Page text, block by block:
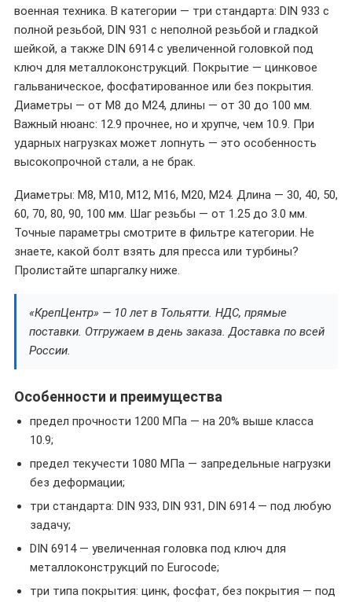
военная техника. В категории — три стандарта: DIN 933 с
полной резьбой, DIN 931 с неполной резьбой и гладкой
шейкой, а также DIN 6914 с увеличенной головкой под
ключ для металлоконструкций. Покрытие — цинковое
гальваническое, фосфатированное или без покрытия.
Диаметры — от M8 до M24, длины — от 30 до 100 мм.
Важный нюанс: 12.9 прочнее, но и хрупче, чем 10.9. При
ударных нагрузках может лопнуть — это особенность
высокопрочной стали, а не брак.
Диаметры: M8, M10, M12, M16, M20, M24. Длина — 30, 40, 50,
60, 70, 80, 90, 100 мм. Шаг резьбы — от 1.25 до 3.0 мм.
Точные параметры смотрите в фильтре категории. Не
знаете, какой болт взять для пресса или турбины?
Пролистайте шпаргалку ниже.
«КрепЦентр» — 10 лет в Тольятти. НДС, прямые
поставки. Отгружаем в день заказа. Доставка по всей
России.
Особенности и преимущества
предел прочности 1200 МПа — на 20% выше класса
10.9;
предел текучести 1080 МПа — запредельные нагрузки
без деформации;
три стандарта: DIN 933, DIN 931, DIN 6914 — под любую
задачу;
DIN 6914 — увеличенная головка под ключ для
металлоконструкций по Eurocode;
три типа покрытия: цинк, фосфат, без покрытия — под